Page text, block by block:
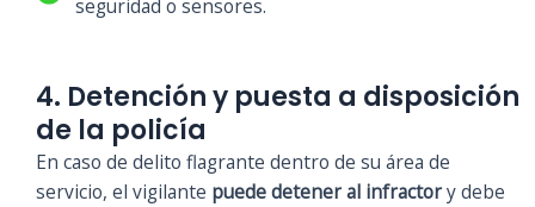
seguridad o sensores.
4. Detención y puesta a disposición
de la policía
En caso de delito flagrante dentro de su área de
servicio, el vigilante puede detener al infractory debe